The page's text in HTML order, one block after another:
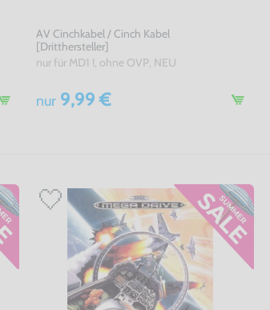
AV Cinchkabel / Cinch Kabel
[Dritthersteller]
nur für MD1 !, ohne OVP, NEU
nur 9,99 €